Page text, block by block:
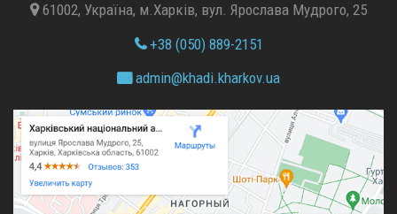
61002, Україна, м.Харків, вул. Ярослава Мудрого, 25
+38 (050) 889-2151
admin@khadi.kharkov.ua